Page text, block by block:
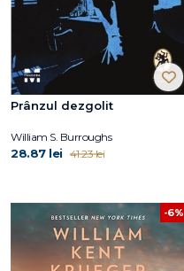
Prânzul dezgolit
William S. Burroughs
28.87 lei 41.23 lei
-6%